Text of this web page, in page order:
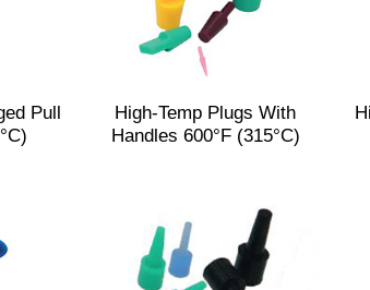
Pull
High-Temp Plugs With
Handles 600°F (315°C)